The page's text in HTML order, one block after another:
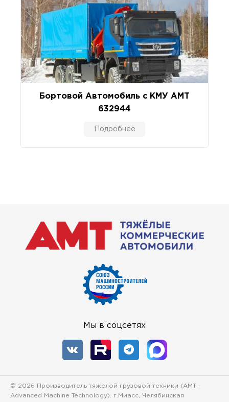
Бортовой Автомобиль c КМУ AMT
632944
Подробнее
Мы в соцсетях
© 2026 Производитель тяжелой грузовой техники (AMT -
Advanced Machine Technology). г.Миасс, Челябинская